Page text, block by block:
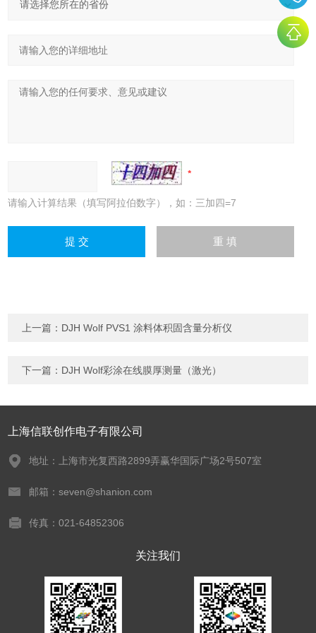
请输入计算结果（填写阿拉伯数字），如：三加四=7
上一篇： DJH Wolf PVS1 涂料体积固含量分析仪
下一篇： DJH Wolf彩涂在线膜厚测量（激光）
上海信联创作电子有限公司
地址：上海市光复西路2899弄赢华国际广场2号507室
邮箱：seven@shanion.com
传真：021-64852306
关注我们